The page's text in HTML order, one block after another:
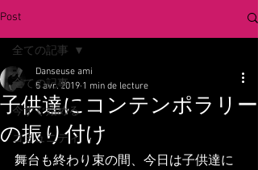
Post
全ての記事
今すぐ始める
コミュニティ
全ての記事
子供達にコンテンポラリー
の振り付け
Danseuse ami
5 avr. 2019 1 min de lecture
舞台も終わり束の間、今日は子供達に